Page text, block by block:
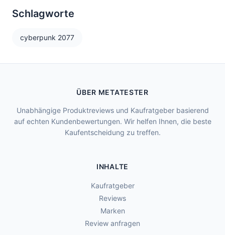
Schlagworte
cyberpunk 2077
ÜBER METATESTER
Unabhängige Produktreviews und Kaufratgeber basierend
auf echten Kundenbewertungen. Wir helfen Ihnen, die beste
Kaufentscheidung zu treffen.
INHALTE
Kaufratgeber
Reviews
Marken
Review anfragen